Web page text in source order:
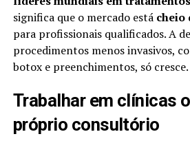
significa que o mercado está cheio
para profissionais qualificados. A
procedimentos menos invasivos,
botox e preenchimentos, só cresce.
Trabalhar em clínicas
próprio consultório